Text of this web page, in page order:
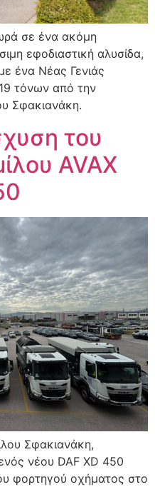
σε ένα ακόμη
εφοδιαστική αλυσίδα,
ένα Νέας Γενιάς
τόνων από την
Σφακιανάκη.
του
AVAX
Σφακιανάκη,
νέου DAF XD 450
φορτηγού οχήματος στο